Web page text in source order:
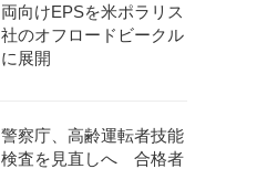
両向けEPSを米ポラリス
社のオフロードビークル
に展開
警察庁、高齢運転者技能
検査を見直しへ 合格者